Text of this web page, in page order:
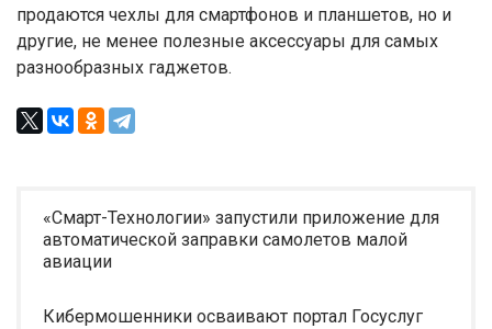
продаются чехлы для смартфонов и планшетов, но и
другие, не менее полезные аксессуары для самых
разнообразных гаджетов.
«Смарт-Технологии» запустили приложение для
автоматической заправки самолетов малой
авиации
Кибермошенники осваивают портал Госуслуг